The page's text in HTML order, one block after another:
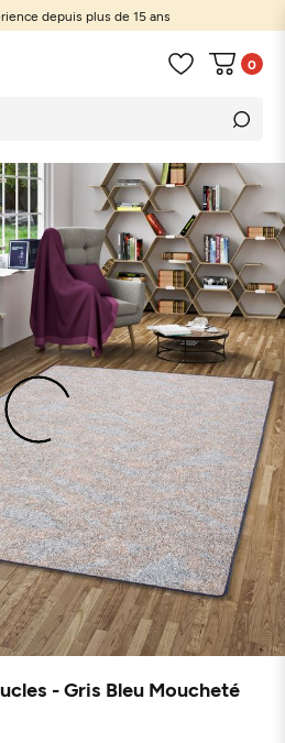
depuis plus de 15 ans
0
- Gris Bleu Moucheté